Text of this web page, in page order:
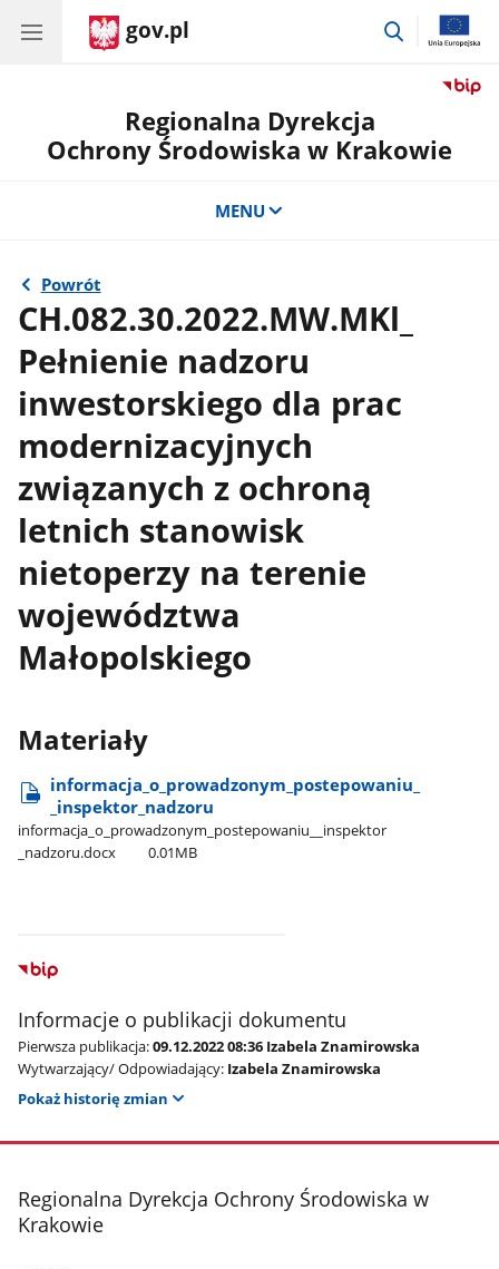
gov.pl
przejdź
Regionalna Dyrekcja
Ochrony Środowiska w Krakowie
MENU
Powrót
CH.082.30.2022.MW.MKl_
Pełnienie nadzoru
inwestorskiego dla prac
modernizacyjnych
związanych z ochroną
letnich stanowisk
nietoperzy na terenie
województwa
Małopolskiego
Materiały
informacja​_o​_prowadzonym​_postepowaniu​_​
_inspektor​_nadzoru
informacja​_o​_prowadzonym​_postepowaniu​_​_inspektor​
_nadzoru.docx
0.01MB
Informacje o publikacji dokumentu
Pierwsza publikacja:09.12.2022 08:36 Izabela Znamirowska
Wytwarzający/ Odpowiadający: Izabela Znamirowska
Pokaż historię zmian
stopka
Regionalna Dyrekcja Ochrony Środowiska w
Krakowie